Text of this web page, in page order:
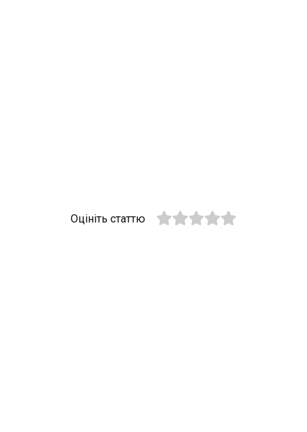
Оцініть статтю